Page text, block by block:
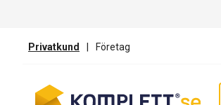
Privatkund | Företag